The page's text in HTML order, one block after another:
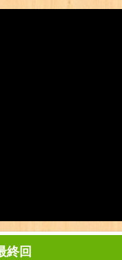
終回